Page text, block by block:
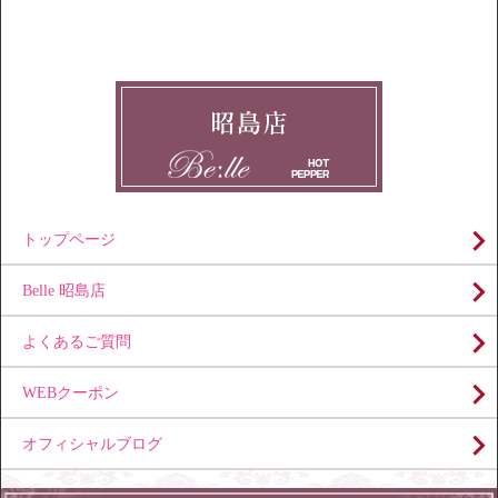
トップページ
Belle 昭島店
よくあるご質問
WEBクーポン
オフィシャルブログ
Copyright (C) 美肌・脱毛エステサロン Belle（ベール）